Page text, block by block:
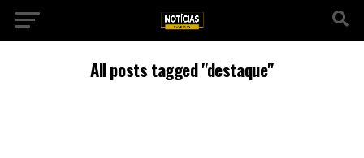
All posts tagged "destaque"